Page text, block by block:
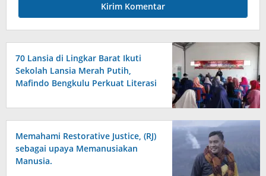
70 Lansia di Lingkar Barat Ikuti
Sekolah Lansia Merah Putih,
Mafindo Bengkulu Perkuat Literasi
Memahami Restorative Justice, (RJ)
sebagai upaya Memanusiakan
Manusia.